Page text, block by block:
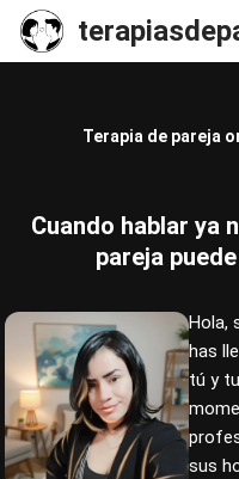
Saltar
Terapia de pareja
Cuando hablar ya
pareja
Hola,
has
tú y
sus